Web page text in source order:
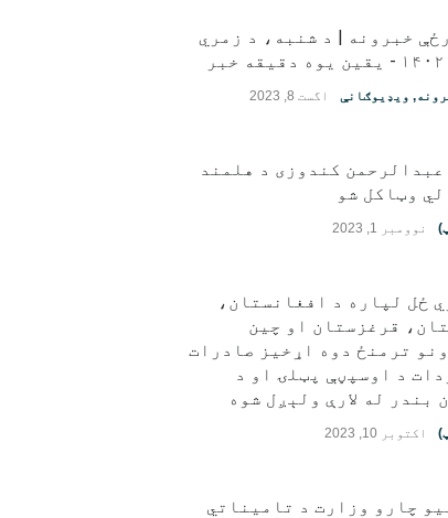
خبرونه | د شنبه، د زمري
, ویډیوګانې اگست 8, 2023
عبدالرحمن کندوزی د هلمند
وټاکل شو
نوومبر 1, 2023
ځل لپاره د افغانستان،
قرغزستان او چین
ترمنځ دوه اړخیز صادرات
د اوسپڼې پټلۍ او د
بندر له لارې ولېږل شوه
اکتوبر 10, 2023
چارو وزارت د تامیناتي